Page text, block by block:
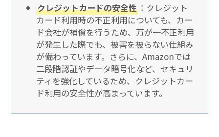
クレジットカードの安全性 ：クレジット
カード利用時の不正利用についても、カー
ド会社が補償を行うため、万が一不正利用
が発生した際でも、被害を被らない仕組み
が備わっています。さらに、Amazonでは
二段階認証やデータ暗号化など、セキュリ
ティを強化しているため、クレジットカー
ド利用の安全性が高まっています。